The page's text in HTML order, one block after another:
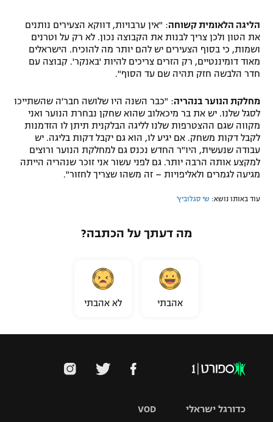
הליגה הלאומית קשוחה: "אין ערבויות, דווקא הצעירים נותנים
את הטון ולכן צריך לבנות את הקבוצה נכון. לא רק על וטרנים
ושמות, כי בסוף הצעירים יש להם יותר מה להוכיח. הישראלים
מאוד דומיננטיים, רק הזרים צריכים להיות 'באנקר'. קבוצה עם
חדר הלבשה חזק תהיה שם עד הסוף".
מחלקת הנוער בנהריה: "כבר השנה היו שלושה חבר'ה שהשתייכו
לסגל שלנו. יש את בר מיכאלוב שהוא שחקן נבחרת הנוער ואני
מקווה שגם ההצטרפות שלנו לליגה הבלקנית תיתן לו הזדמנות
לקבל דקות משחק. אם יגיע לו, הוא גם יקבל דקות בליגה. יש
עבודה שנעשית, היו"ר החדש נכנס גם למחלקת הנוער ורוצים
למקצע אותה הרבה יותר. גם לפני עשור אני זוכר שנהריה הייתה
מגיעה לגמרים ולאליפויות – זה משהו שצריך לחזור".
עוד באותו נושא: שי סגלוביץ'
מה דעתך על הכתבה?
אהבתי לא אהבתי
VOD כדורגל ישראלי